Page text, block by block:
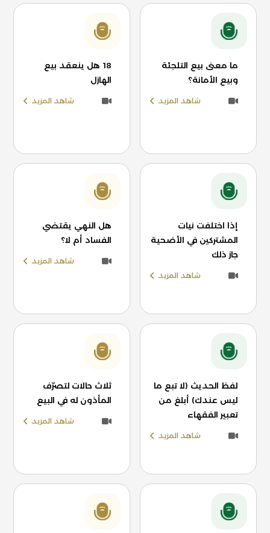
ما معنى بيع التلجئة
وبيع الأمانة؟
شاهد المزيد
18 هل ينعقد بيع
الهازل
شاهد المزيد
إذا اختلفت نيات
المشتركين في الأضحية
جاز ذلك
شاهد المزيد
هل النهي يقتضي
الفساد أم لا؟
شاهد المزيد
لفظ الحديث (لا تبع ما
ليس عندك) أبلغ من
تعبير الفقهاء
شاهد المزيد
ثلاث حالات لتصرّف
المأذون له في البيع
شاهد المزيد